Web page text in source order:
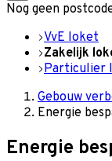
Nog geen
VvE loket
Zakelijk
Particulier
Gebouw
Energie
Energie